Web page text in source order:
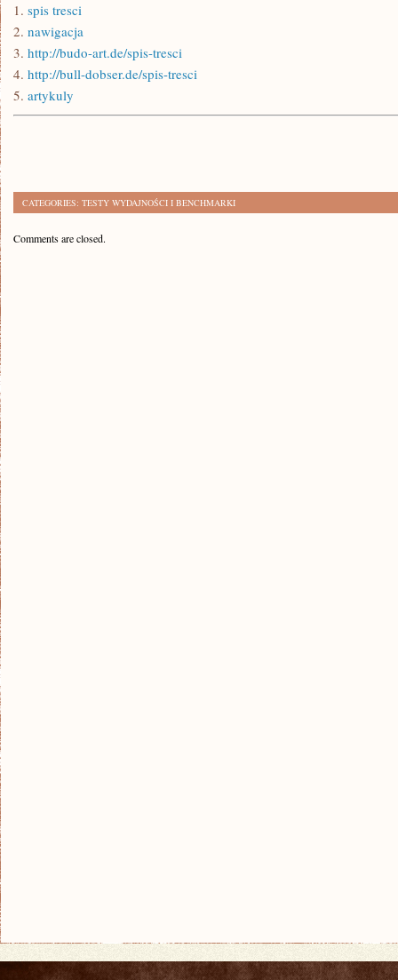
1. spis tresci
2. nawigacja
3. http://budo-art.de/spis-tresci
4. http://bull-dobser.de/spis-tresci
5. artykuly
CATEGORIES: TESTY WYDAJNOŚCI I BENCHMARKI
Comments are closed.